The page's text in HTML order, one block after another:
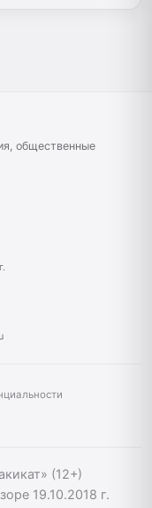
общественные
(12+)
19.10.2018 г.